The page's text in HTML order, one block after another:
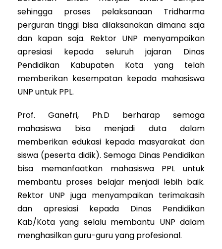
sehingga proses pelaksanaan Tridharma
perguran tinggi bisa dilaksanakan dimana saja
dan kapan saja. Rektor UNP menyampaikan
apresiasi kepada seluruh jajaran Dinas
Pendidikan Kabupaten Kota yang telah
memberikan kesempatan kepada mahasiswa
UNP untuk PPL.
Prof. Ganefri, Ph.D berharap semoga
mahasiswa bisa menjadi duta dalam
memberikan edukasi kepada masyarakat dan
siswa (peserta didik). Semoga Dinas Pendidikan
bisa memanfaatkan mahasiswa PPL untuk
membantu proses belajar menjadi lebih baik.
Rektor UNP juga menyampaikan terimakasih
dan apresiasi kepada Dinas Pendidikan
Kab/Kota yang selalu membantu UNP dalam
menghasilkan guru-guru yang profesional.